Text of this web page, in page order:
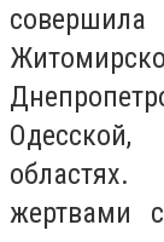
жертвами